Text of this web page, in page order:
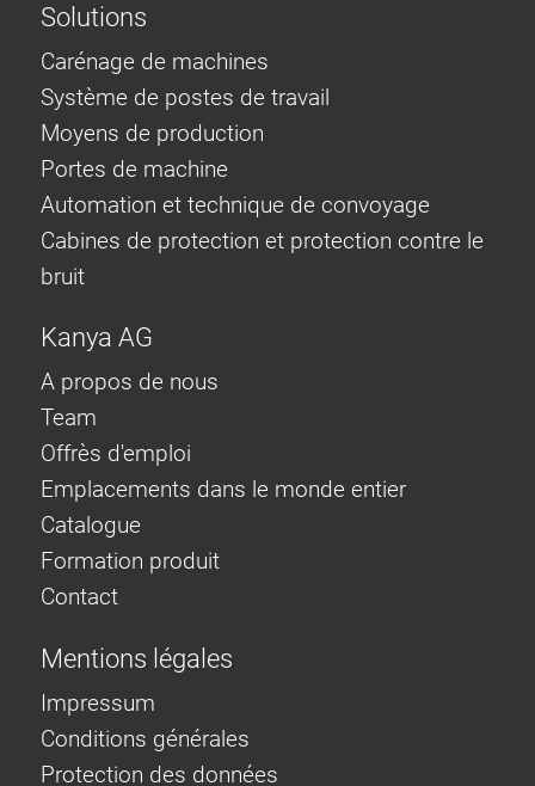
Solutions
Carénage de machines
Système de postes de travail
Moyens de production
Portes de machine
Automation et technique de convoyage
Cabines de protection et protection contre le
bruit
Kanya AG
A propos de nous
Team
Offrès d'emploi
Emplacements dans le monde entier
Catalogue
Formation produit
Contact
Mentions légales
Impressum
Conditions générales
Protection des données